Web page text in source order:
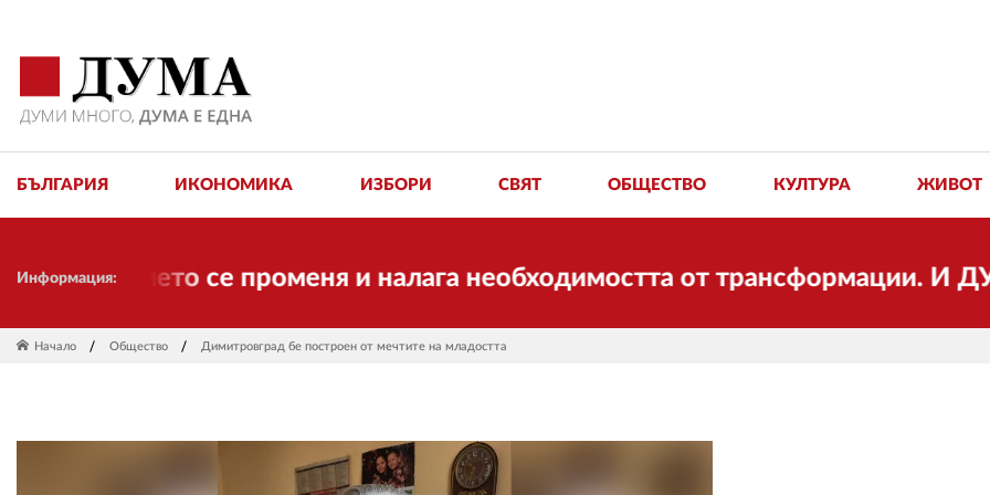
БЪЛГАРИЯ ИКОНОМИКА ИЗБОРИ СВЯТ ОБЩЕСТВО КУЛТУРА ЖИВОТ
Информация:
Времето се променя и налага необходимостта от трансформации. И ДУМА
Начало Общество Димитровград бе построен от мечтите на младостта